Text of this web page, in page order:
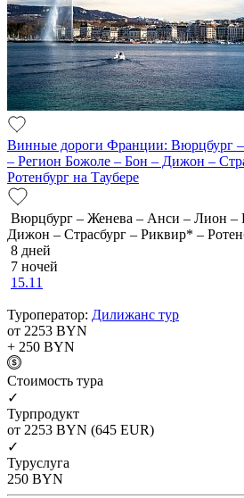
Винные дороги Франции: Вюрцбург
– Регион Божоле – Бон – Дижон –
Ротенбург на Таубере
Вюрцбург – Женева – Анси – Лион –
Дижон – Страсбург – Риквир* –
8 дней
7 ночей
15.11
Туроператор: Дилижанс тур
от 2253 BYN
+ 250 BYN
Cтоимость тура
✓
Турпродукт
от 2253 BYN (645 EUR)
✓
Туруслуга
250 BYN